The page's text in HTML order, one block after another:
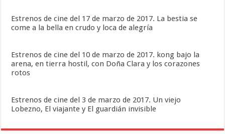
Estrenos de cine del 17 de marzo de 2017. La bestia se
come a la bella en crudo y loca de alegría
Estrenos de cine del 10 de marzo de 2017. kong bajo la
arena, en tierra hostil, con Doña Clara y los corazones
rotos
Estrenos de cine del 3 de marzo de 2017. Un viejo
Lobezno, El viajante y El guardián invisible